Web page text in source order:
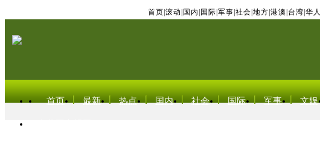
首页 滚动 国内 国际 军事 社会 地方 港澳 台湾 华人
首页 最新 热点 国内 社会 国际 军事 文娱